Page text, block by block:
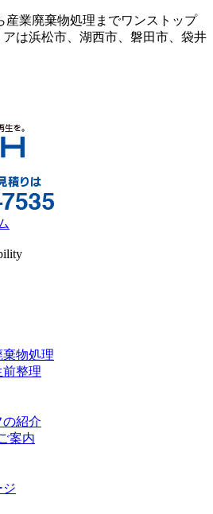
業廃棄物処理までワンストップ
は浜松市、湖西市、磐田市、袋井
物処理
整理
紹介
案内
ジ